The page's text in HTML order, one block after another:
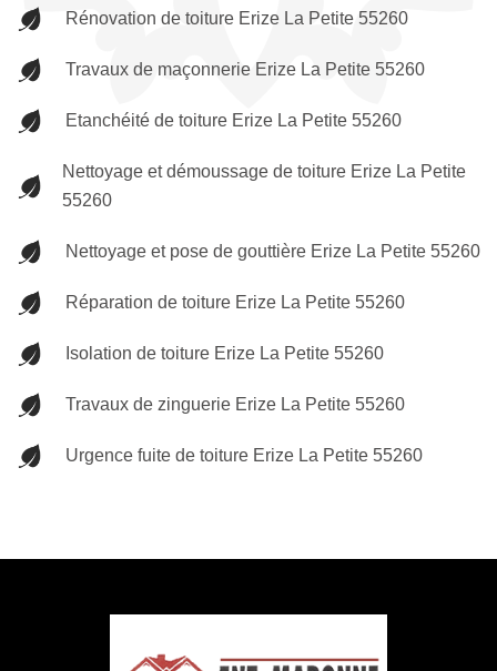
Rénovation de toiture Erize La Petite 55260
Travaux de maçonnerie Erize La Petite 55260
Etanchéité de toiture Erize La Petite 55260
Nettoyage et démoussage de toiture Erize La Petite
55260
Nettoyage et pose de gouttière Erize La Petite 55260
Réparation de toiture Erize La Petite 55260
Isolation de toiture Erize La Petite 55260
Travaux de zinguerie Erize La Petite 55260
Urgence fuite de toiture Erize La Petite 55260